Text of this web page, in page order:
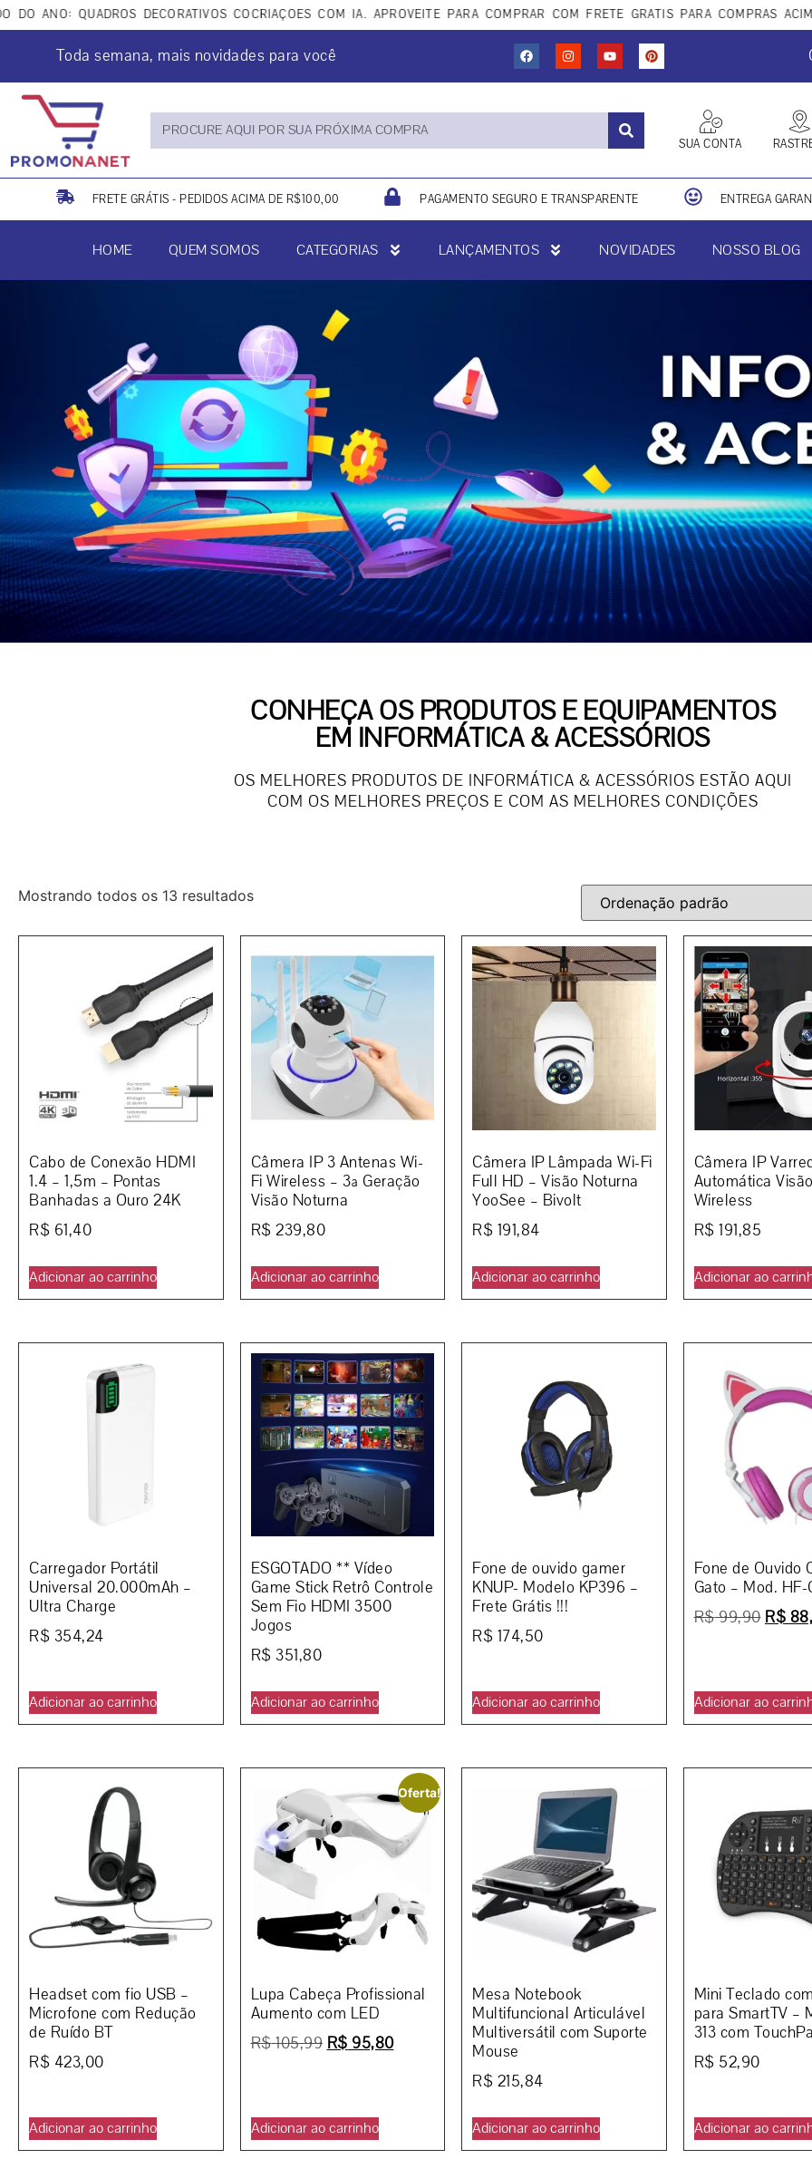
QUADROS DECORATIVOS COCRIAÇÕES COM IA. APROVEITE PARA COMPRAR COM FRETE GRÁTIS PARA COMPRAS ACIMA DE
Toda semana, mais novidades para você
SUA CONTA
FRETE GRÁTIS - PEDIDOS ACIMA DE R$100,00 PAGAMENTO SEGURO E TRANSPARENTE ENTREGA
HOME QUEM SOMOS CATEGORIAS LANÇAMENTOS NOVIDADES NOSSO BLOG
CONHEÇA OS PRODUTOS E EQUIPAMENTOS
EM INFORMÁTICA & ACESSÓRIOS
OS MELHORES PRODUTOS DE INFORMÁTICA & ACESSÓRIOS ESTÃO AQUI
COM OS MELHORES PREÇOS E COM AS MELHORES CONDIÇÕES
Mostrando todos os 13 resultados
Cabo de Conexão HDMI
1.4 – 1,5m – Pontas
Banhadas a Ouro 24K
R$ 61,40
Adicionar ao carrinho
Câmera IP 3 Antenas Wi-
Fi Wireless – 3ª Geração
Visão Noturna
R$ 239,80
Adicionar ao carrinho
Câmera IP Lâmpada Wi-Fi
Full HD – Visão Noturna
YooSee – Bivolt
R$ 191,84
Adicionar ao carrinho
Câmera IP
Automática
Wireless
R$ 191,85
Adicionar ao
Carregador Portátil
Universal 20.000mAh –
Ultra Charge
R$ 354,24
Adicionar ao carrinho
ESGOTADO ** Vídeo
Game Stick Retrô Controle
Sem Fio HDMI 3500
Jogos
R$ 351,80
Adicionar ao carrinho
Fone de ouvido gamer
KNUP- Modelo KP396 –
Frete Grátis !!!
R$ 174,50
Adicionar ao carrinho
Fone de Ouvido
Gato – Mod. HF-
R$99,90 R$
Adicionar ao
Headset com fio USB –
Microfone com Redução
de Ruído BT
R$ 423,00
Adicionar ao carrinho
Oferta!
Lupa Cabeça Profissional
Aumento com LED
R$105,99 R$ 95,80
Adicionar ao carrinho
Mesa Notebook
Multifuncional Articulável
Multiversátil com Suporte
Mouse
R$ 215,84
Adicionar ao carrinho
Mini Teclado
para SmartTV –
313 com
R$ 52,90
Adicionar ao